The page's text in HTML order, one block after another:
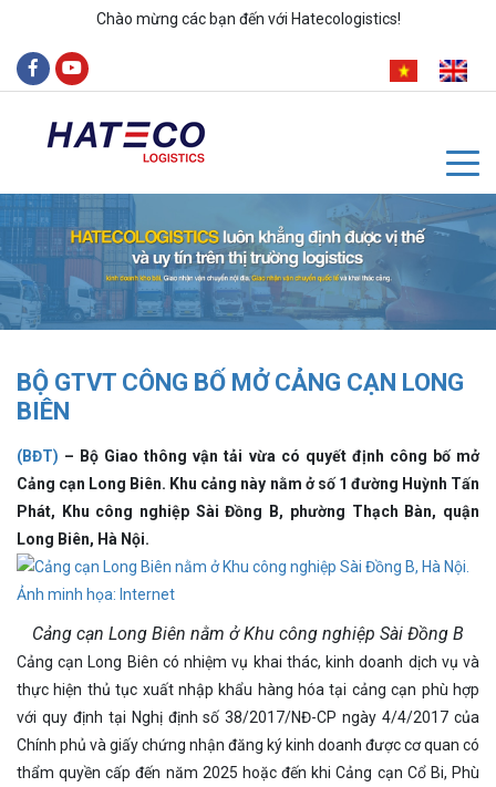
Chào mừng các bạn đến với Hatecologistics!
BỘ GTVT CÔNG BỐ MỞ CẢNG CẠN LONG
BIÊN
(BĐT) – Bộ Giao thông vận tải vừa có quyết định công bố mở
Cảng cạn Long Biên. Khu cảng này nằm ở số 1 đường Huỳnh Tấn
Phát, Khu công nghiệp Sài Đồng B, phường Thạch Bàn, quận
Long Biên, Hà Nội.
Cảng cạn Long Biên nằm ở Khu công nghiệp Sài Đồng B
Cảng cạn Long Biên có nhiệm vụ khai thác, kinh doanh dịch vụ và
thực hiện thủ tục xuất nhập khẩu hàng hóa tại cảng cạn phù hợp
với quy định tại Nghị định số 38/2017/NĐ-CP ngày 4/4/2017 của
Chính phủ và giấy chứng nhận đăng ký kinh doanh được cơ quan có
thẩm quyền cấp đến năm 2025 hoặc đến khi Cảng cạn Cổ Bi, Phù